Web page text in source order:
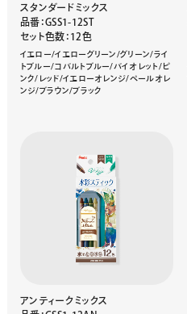
スタンダードミックス
品番：GSS1-12ST
セット色数：12色
イエロー/イエローグリーン/グリーン/ライ
トブルー/コバルトブルー/バイオレット/ピ
ンク/レッド/イエローオレンジ/ペールオレ
ンジ/ブラウン/ブラック
アンティークミックス